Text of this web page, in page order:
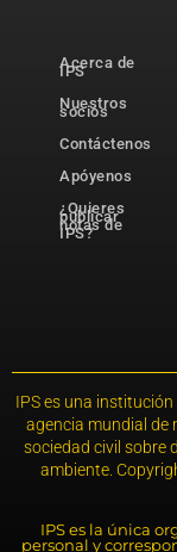
Acerca de
IPS
Nuestros
socios
Contáctenos
Apóyenos
¿Quieres
publicar
notas de
IPS?
IPS es una
agencia mundial de
sociedad civil sobre
ambiente.
IPS es la única
personal y